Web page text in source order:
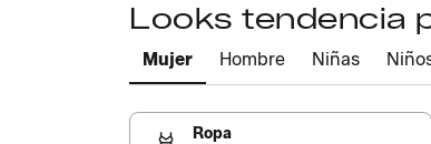
Looks tendencia
Mujer Hombre Niñas
Ropa